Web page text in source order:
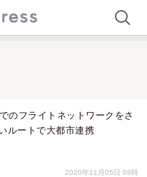
のフライトネットワークをさ
ルートで大都市連携
2020年11月05日 08時